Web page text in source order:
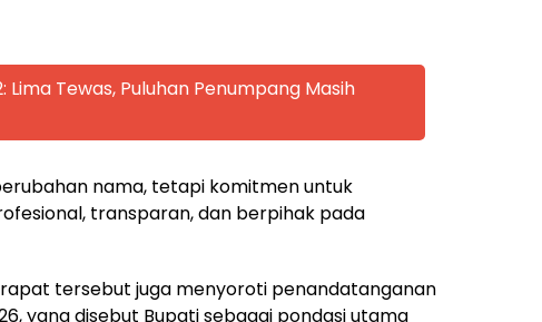
Lima Tewas, Puluhan Penumpang Masih
nama, tetapi komitmen untuk
transparan, dan berpihak pada
tersebut juga menyoroti penandatanganan
yang disebut Bupati sebagai pondasi utama